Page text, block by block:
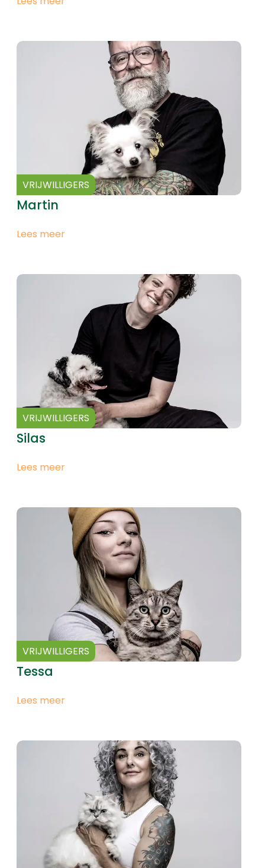
VRIJWILLIGERS
Martin
Lees meer
VRIJWILLIGERS
Silas
Lees meer
VRIJWILLIGERS
Tessa
Lees meer